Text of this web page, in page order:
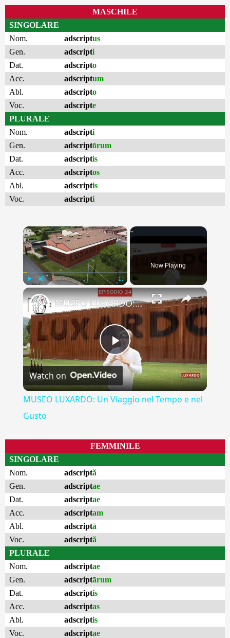
MASCHILE
SINGOLARE
Nom.
adscriptus
Gen.
adscripti
Dat.
adscripto
Acc.
adscriptum
Abl.
adscripto
Voc.
adscripte
PLURALE
Nom.
adscripti
Gen.
adscriptōrum
Dat.
adscriptis
Acc.
adscriptos
Abl.
adscriptis
Voc.
adscripti
×
Fullscreen
Now Playing
×
Play
Video
MUSEO LUXARDO: Un Viaggio nel Tempo e nel Gusto
Watch on
MUSEO LUXARDO: Un Viaggio nel Tempo e nel
Gusto
FEMMINILE
SINGOLARE
Nom.
adscriptă
Gen.
adscriptae
Dat.
adscriptae
Acc.
adscriptam
Abl.
adscriptā
Voc.
adscriptă
PLURALE
Nom.
adscriptae
Gen.
adscriptārum
Dat.
adscriptis
Acc.
adscriptas
Abl.
adscriptis
Voc.
adscriptae